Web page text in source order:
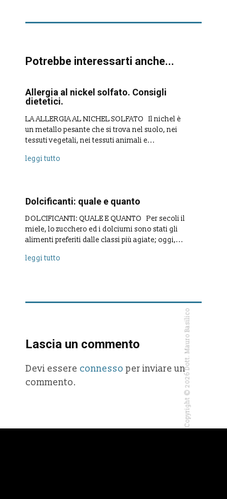
Potrebbe interessarti anche...
Allergia al nickel solfato. Consigli
dietetici.
LA ALLERGIA AL NICHEL SOLFATO Il nichel è
un metallo pesante che si trova nel suolo, nei
tessuti vegetali, nei tessuti animali e...
leggi tutto
Dolcificanti: quale e quanto
DOLCIFICANTI: QUALE E QUANTO Per secoli il
miele, lo zucchero ed i dolciumi sono stati gli
alimenti preferiti dalle classi più agiate; oggi,...
leggi tutto
Lascia un commento
Devi essere connesso per inviare un
commento.
Copyright © 2026 Dott. Mauro Basilico